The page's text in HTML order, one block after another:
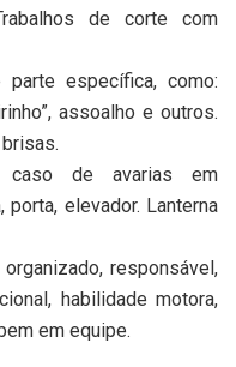
de corte com
específica, como:
assoalho e outros.
caso de avarias em
elevador. Lanterna
responsável,
habilidade motora,
em equipe.